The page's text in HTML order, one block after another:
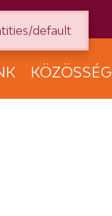
KÖZÖSSÉG
default